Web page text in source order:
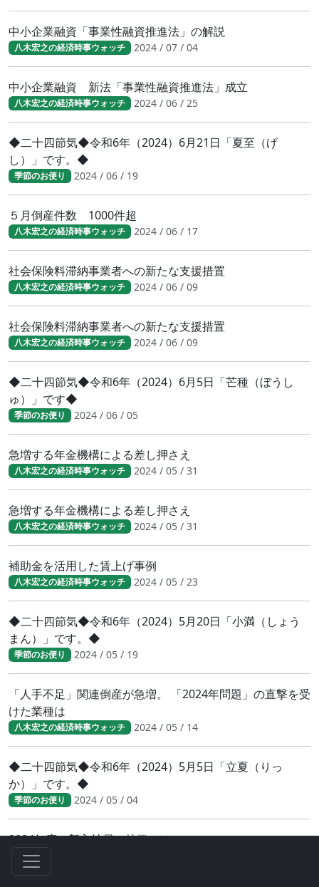
中小企業融資「事業性融資推進法」の解説
八木宏之の経済時事ウォッチ 2024 / 07 / 04
中小企業融資 新法「事業性融資推進法」成立
八木宏之の経済時事ウォッチ 2024 / 06 / 25
◆二十四節気◆令和6年（2024）6月21日「夏至（げ
し）」です。◆
季節のお便り 2024 / 06 / 19
５月倒産件数 1000件超
八木宏之の経済時事ウォッチ 2024 / 06 / 17
社会保険料滞納事業者への新たな支援措置
八木宏之の経済時事ウォッチ 2024 / 06 / 09
社会保険料滞納事業者への新たな支援措置
八木宏之の経済時事ウォッチ 2024 / 06 / 09
◆二十四節気◆令和6年（2024）6月5日「芒種（ぼうし
ゅ）」です◆
季節のお便り 2024 / 06 / 05
急増する年金機構による差し押さえ
八木宏之の経済時事ウォッチ 2024 / 05 / 31
急増する年金機構による差し押さえ
八木宏之の経済時事ウォッチ 2024 / 05 / 31
補助金を活用した賃上げ事例
八木宏之の経済時事ウォッチ 2024 / 05 / 23
◆二十四節気◆令和6年（2024）5月20日「小満（しょう
まん）」です。◆
季節のお便り 2024 / 05 / 19
「人手不足」関連倒産が急増。 「2024年問題」の直撃を受
けた業種は
八木宏之の経済時事ウォッチ 2024 / 05 / 14
◆二十四節気◆令和6年（2024）5月5日「立夏（りっ
か）」です。◆
季節のお便り 2024 / 05 / 04
2024年度 新入社員の特徴とは
八木宏之の経済時事ウォッチ